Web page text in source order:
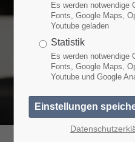
Anmelden
Register|Lost your password?
Support
Lorem ipsum dolor sit
Es werden notwendige
Fonts, Google Maps,
Youtube geladen
Statistik
Es werden notwendige
Fonts, Google Maps,
Youtube und Google